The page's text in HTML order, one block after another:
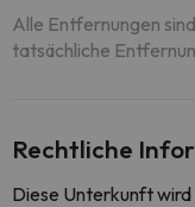
Alle Entfernungen
tatsächliche
Rechtliche
Diese Unterkunft